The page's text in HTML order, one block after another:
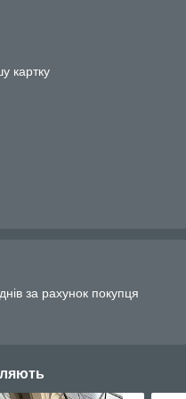
картку
за рахунок покупця